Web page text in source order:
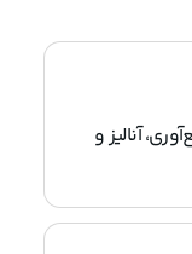
آنالیز و